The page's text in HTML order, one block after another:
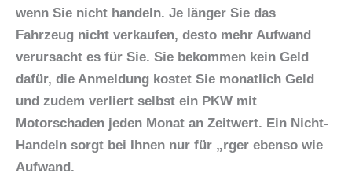
wenn Sie nicht handeln. Je länger Sie das
Fahrzeug nicht verkaufen, desto mehr Aufwand
verursacht es für Sie. Sie bekommen kein Geld
dafür, die Anmeldung kostet Sie monatlich Geld
und zudem verliert selbst ein PKW mit
Motorschaden jeden Monat an Zeitwert. Ein Nicht-
Handeln sorgt bei Ihnen nur für „rger ebenso wie
Aufwand.